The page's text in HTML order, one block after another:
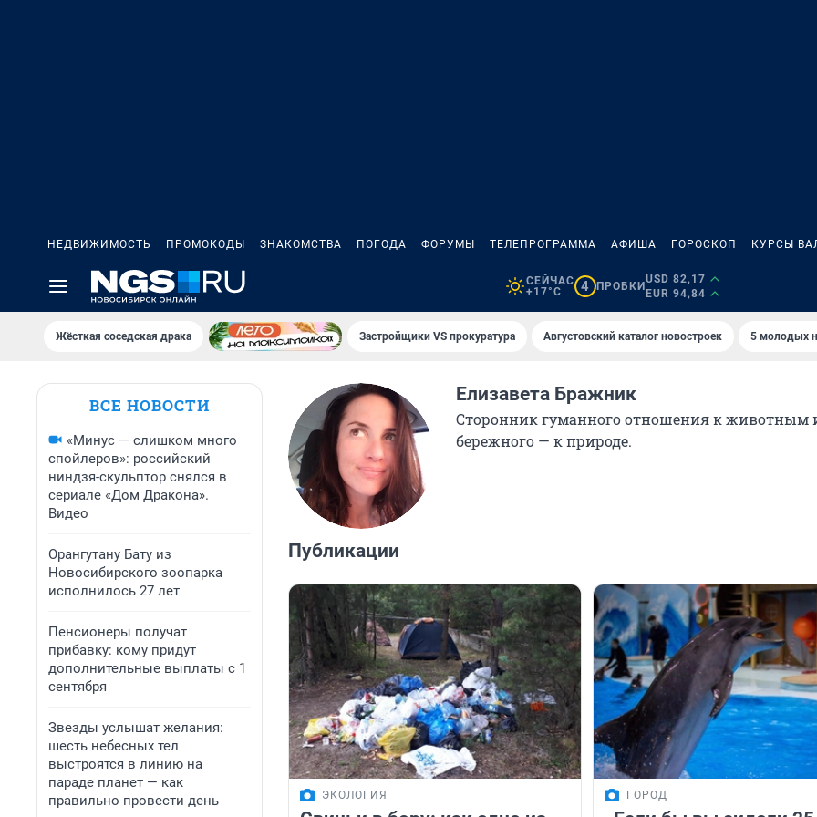
НЕДВИЖИМОСТЬ ПРОМОКОДЫ ЗНАКОМСТВА ПОГОДА ФОРУМЫ ТЕЛЕПРОГРАММА АФИША ГОРОСКОП КУРСЫ
СЕЙЧАС
+17°C
4 ПРОБКИ
USD 82,17
EUR 94,84
Жёсткая соседская драка Застройщики VS прокуратура Августовский каталог новостроек 5 молодых
ВСЕ НОВОСТИ
«Минус — слишком много
спойлеров»: российский
ниндзя-скульптор снялся в
сериале «Дом Дракона».
Видео
Орангутану Бату из
Новосибирского зоопарка
исполнилось 27 лет
Пенсионеры получат
прибавку: кому придут
дополнительные выплаты с 1
сентября
Звезды услышат желания:
шесть небесных тел
выстроятся в линию на
параде планет — как
правильно провести день
Елизавета Бражник
Сторонник гуманного отношения к животным
бережного — к природе.
Публикации
ЭКОЛОГИЯ ГОРОД